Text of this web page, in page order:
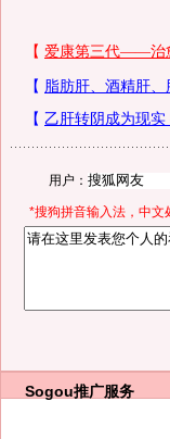
用户：
*搜狗拼音输入法，中文
Sogou推广服务